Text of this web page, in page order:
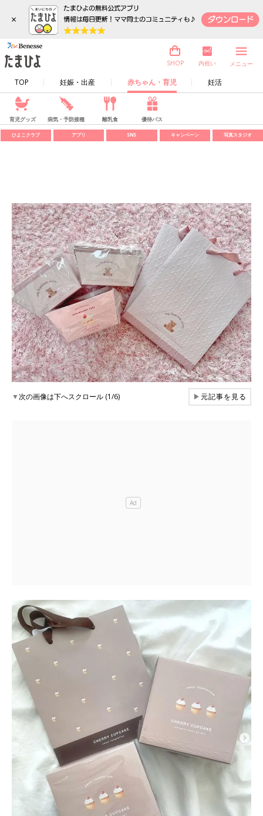
×
TOP 妊娠・出産 赤ちゃん・育児 妊活
SHOP 内祝い メニュー
育児グッズ 病気・予防接種 離乳食 優待パス
ひよこクラブ アプリ SNS キャンペーン 写真スタジオ
▼次の画像は下へスクロール (1/6) ▶元記事を見る